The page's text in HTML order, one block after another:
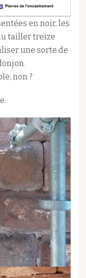
en noir, les
tailler treize
une sorte de
non ?